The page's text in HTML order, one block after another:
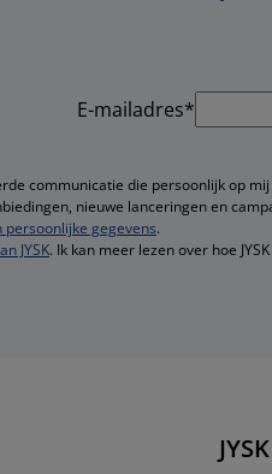
E-mailadres*
communicatie die persoonlijk op
nieuwe lanceringen en
gegevens.
JYSK. Ik kan meer lezen over hoe
JYSK